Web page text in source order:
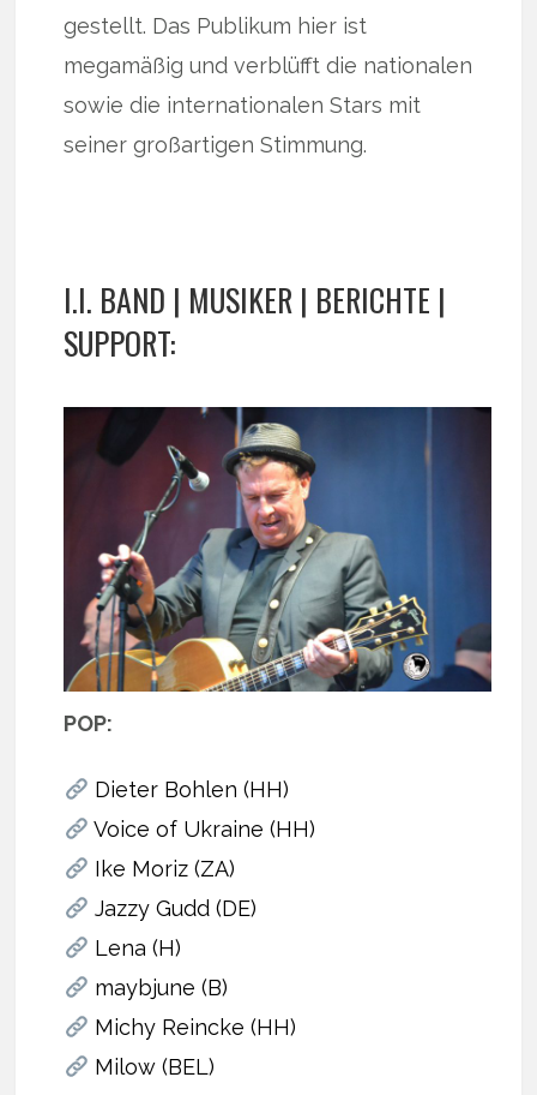
gestellt. Das Publikum hier ist
megamäßig und verblüfft die nationalen
sowie die internationalen Stars mit
seiner großartigen Stimmung.
I.I. BAND | MUSIKER | BERICHTE |
SUPPORT:
POP:
Dieter Bohlen (HH)
Voice of Ukraine (HH)
Ike Moriz (ZA)
Jazzy Gudd (DE)
Lena (H)
maybjune (B)
Michy Reincke (HH)
Milow (BEL)